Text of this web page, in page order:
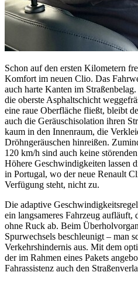
Schon auf den ersten Kilometern
Komfort im neuen Clio. Das
auch harte Kanten im
die oberste Asphaltschicht
eine raue Oberfläche fließt, bleibt
auch die Geräuschisolation ihren
kaum in den Innenraum, die
Dröhngeräuschen hinreißen.
120 km/h sind auch keine
Höhere Geschwindigkeiten lassen
in Portugal, wo der neue Renault
Verfügung steht, nicht zu.
Die adaptive
ein langsameres Fahrzeug aufläuft,
ohne Ruck ab. Beim
Spurwechsels beschleunigt – man
Verkehrshindernis aus. Mit dem
der im Rahmen eines Pakets
Fahrassistenz auch den